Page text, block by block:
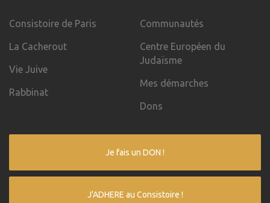
Consistoire de Paris
La Cacherout
Vie Juive
Rabbinat
Communautés
Centre Européen du
Judaïsme
Mes démarches
Dons
Je fais un DON !
J'ADHERE au Consistoire !